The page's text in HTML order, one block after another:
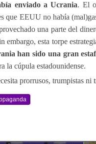
enviado a Ucrania. El
que EEUU no había
una parte del
embargo, esta torpe
han sido una gran
la cúpula estadounidense.
prorrusos, trumpistas ni